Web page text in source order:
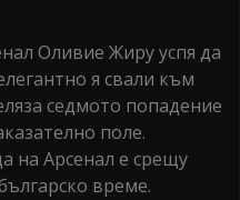
Оливие Жиру успя да
я свали към
седмото попадение
поле.
на Арсенал е срещу
време.